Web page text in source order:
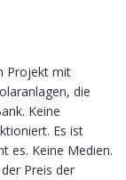
Projekt mit
die
Keine
Es ist
es. Keine Medien.
Preis der